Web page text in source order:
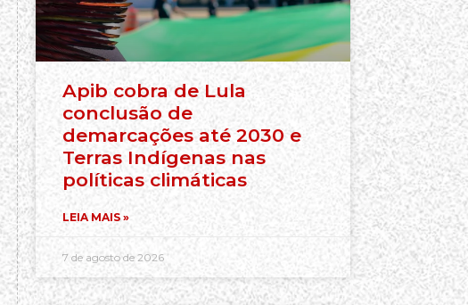
Apib cobra de Lula
conclusão de
demarcações até 2030 e
Terras Indígenas nas
políticas climáticas
LEIA MAIS »
7 de agosto de 2026